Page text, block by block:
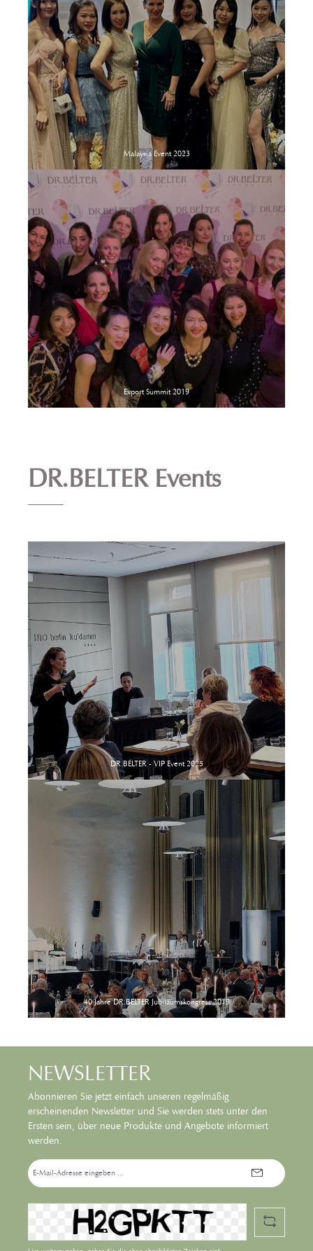
Malaysia Event 2023
Export Summit 2019
DR.BELTER Events
DR.BELTER - VIP Event 2025
40 Jahre DR.BELTER Jubiläumskongress 2019
NEWSLETTER
Abonnieren Sie jetzt einfach unseren regelmäßig
erscheinenden Newsletter und Sie werden stets unter den
Ersten sein, über neue Produkte und Angebote informiert
werden.
E-
Mail-
Adresse*